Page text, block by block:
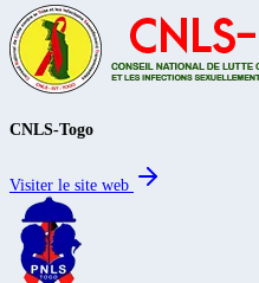
CNLS-Togo
Visiter le site web